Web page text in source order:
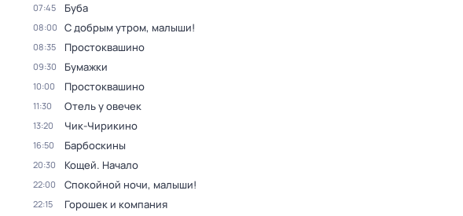
07:45 Буба
08:00 С добрым утром, малыши!
08:35 Простоквашино
09:30 Бумажки
10:00 Простоквашино
11:30 Отель у овечек
13:20 Чик-Чирикино
16:50 Барбоскины
20:30 Кощей. Начало
22:00 Спокойной ночи, малыши!
22:15 Горошек и компания